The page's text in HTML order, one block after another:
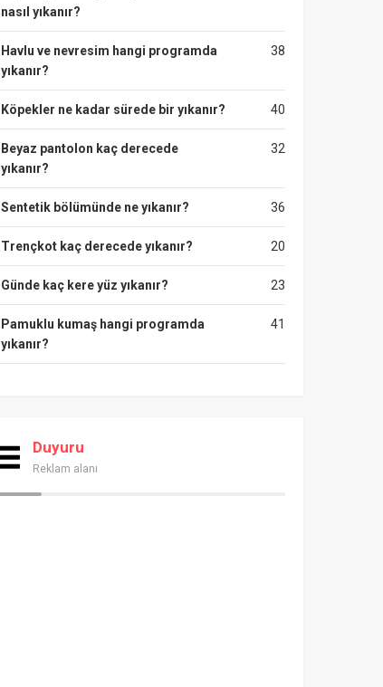
nasıl yıkanır?
38
Havlu ve nevresim hangi programda
yıkanır?
40
Köpekler ne kadar sürede bir yıkanır?
32
Beyaz pantolon kaç derecede
yıkanır?
36
Sentetik bölümünde ne yıkanır?
20
Trençkot kaç derecede yıkanır?
23
Günde kaç kere yüz yıkanır?
41
Pamuklu kumaş hangi programda
yıkanır?
Duyuru
Reklam alanı